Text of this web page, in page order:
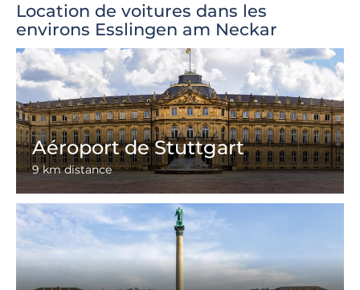
Location de voitures dans les
environs Esslingen am Neckar
Aéroport de Stuttgart
9 km distance